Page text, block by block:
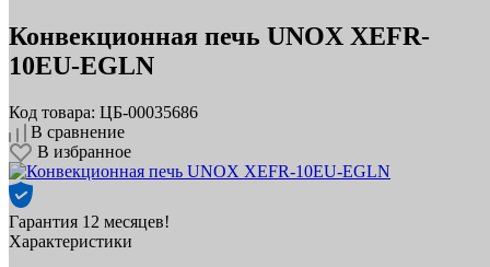
Конвекционная печь UNOX XEFR-
10EU-EGLN
Код товара: ЦБ-00035686
В сравнение
В избранное
Гарантия 12 месяцев!
Характеристики